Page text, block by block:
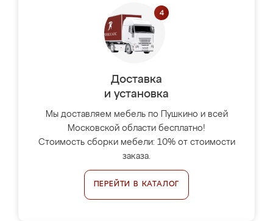
Доставка
и установка
Мы доставляем мебель по Пушкино и всей
Московской области бесплатно!
Стоимость сборки мебели: 10% от стоимости
заказа.
ПЕРЕЙТИ В КАТАЛОГ